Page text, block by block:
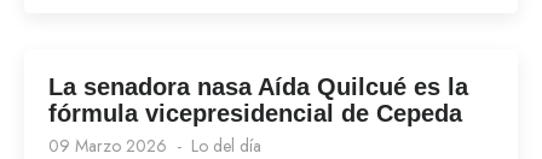
La senadora nasa Aída Quilcué es la
fórmula vicepresidencial de Cepeda
09 Marzo 2026 Lo del día